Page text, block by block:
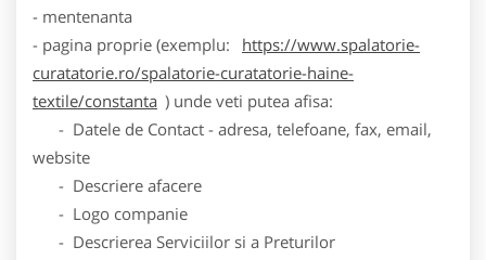
- mentenanta
- pagina proprie (exemplu:
https://www.spalatorie-
curatatorie.ro/spalatorie-curatatorie-haine-
textile/constanta ) unde veti putea afisa:
- Datele de Contact - adresa, telefoane, fax, email,
website
- Descriere afacere
- Logo companie
- Descrierea Serviciilor si a Preturilor